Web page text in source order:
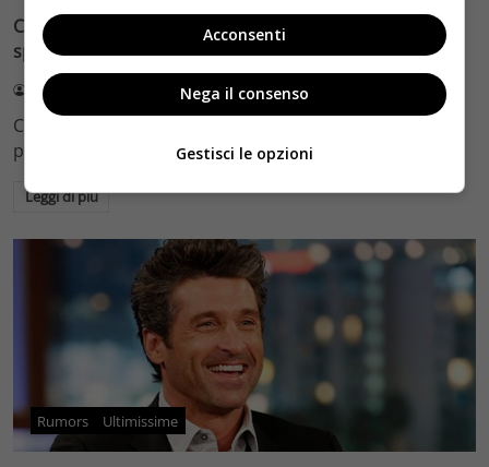
Captain America: Civil War, rivelato un gigantesco
spoiler sul finale del film
Redazione 29 Dicembre 2015
Captain America: Civil War è senza dubbio uno dei titoli
più attesi del 2016 e…
Leggi di più
Rumors Ultimissime
Acconsenti
Nega il consenso
Gestisci le opzioni